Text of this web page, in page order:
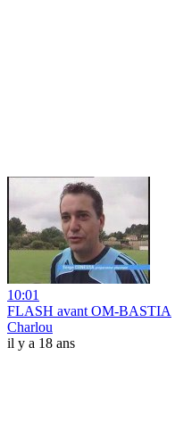
10:01
FLASH avant OM-BASTIA
Charlou
il y a 18 ans